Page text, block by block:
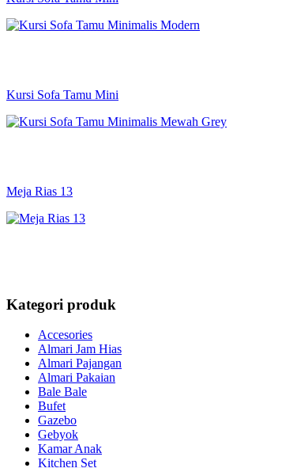
Kursi Sofa Tamu Mini
Meja Rias 13
Kategori produk
Accesories
Almari Jam Hias
Almari Pajangan
Almari Pakaian
Bale Bale
Bufet
Gazebo
Gebyok
Kamar Anak
Kitchen Set